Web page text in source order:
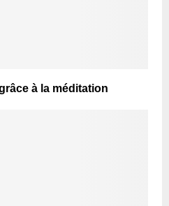
à la méditation